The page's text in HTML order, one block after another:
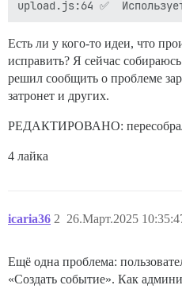
Есть ли у кого-то идеи, что
исправить? Я сейчас
решил сообщить о проблеме
затронет и других.
РЕДАКТИРОВАНО: пересобрал,
4 лайка
icaria36 26.Март.2025
2
Ещё одна проблема:
«Создать событие». Как